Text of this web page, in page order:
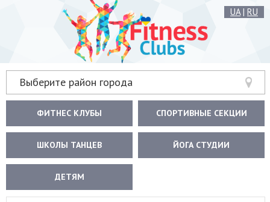
UA| RU
Выберите район города
ФИТНЕС КЛУБЫ СПОРТИВНЫЕ СЕКЦИИ
ШКОЛЫ ТАНЦЕВ ЙОГА СТУДИИ
ДЕТЯМ